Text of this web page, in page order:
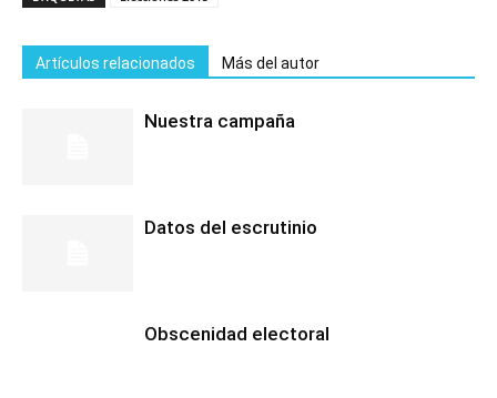
Artículos relacionados Más del autor
Nuestra campaña
Datos del escrutinio
Obscenidad electoral